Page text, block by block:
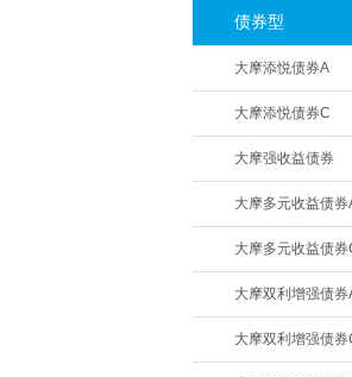
债券型
大摩添悦债券A
大摩添悦债券C
大摩强收益债券
大摩多元收益债券
大摩多元收益债券
大摩双利增强债券
大摩双利增强债券